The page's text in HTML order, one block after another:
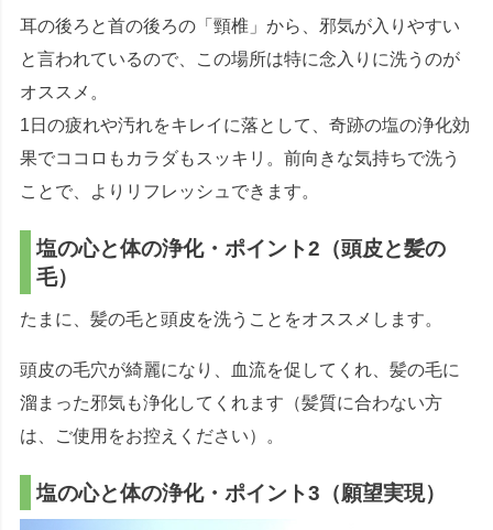
耳の後ろと首の後ろの「頸椎」から、邪気が入りやすい
と言われているので、この場所は特に念入りに洗うのが
オススメ。
1日の疲れや汚れをキレイに落として、奇跡の塩の浄化効
果でココロもカラダもスッキリ。前向きな気持ちで洗う
ことで、よりリフレッシュできます。
塩の心と体の浄化・ポイント2（頭皮と髪の
毛）
たまに、髪の毛と頭皮を洗うことをオススメします。
頭皮の毛穴が綺麗になり、血流を促してくれ、髪の毛に
溜まった邪気も浄化してくれます（髪質に合わない方
は、ご使用をお控えください）。
塩の心と体の浄化・ポイント3（願望実現）